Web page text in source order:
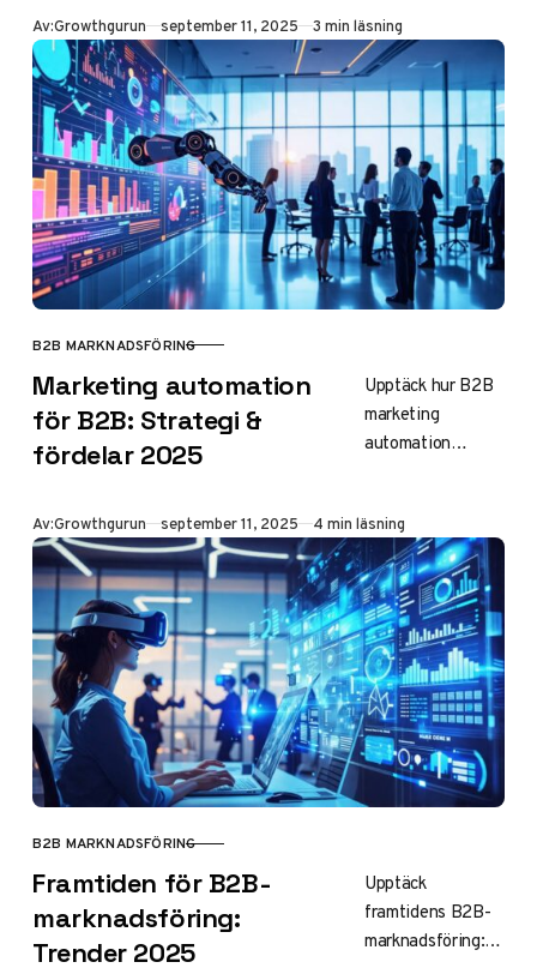
moderna
analysverktyg.
Lär dig optimera
ROI med
datadriven insikt
och AI-
integration.
Av:Growthgurun Publicerad
september 11, 2025 3 min läsning
KATEGORI
B2B MARKNADSFÖRING
Marketing automation
för B2B: Strategi &
fördelar 2025
Upptäck hur B2B
marketing
automation
ökar
leadkvaliteten och
förkortar
säljcykler.
Implementera AI-
driven
personalisering
för bättre ROI.
Av:Growthgurun Publicerad
september 11, 2025 4 min läsning
KATEGORI
B2B MARKNADSFÖRING
Framtiden för B2B-
marknadsföring:
Trender 2025
Upptäck
framtidens B2B-
marknadsföring: